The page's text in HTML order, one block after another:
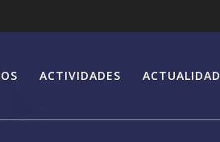
ACTIVIDADES ACTUALIDAD